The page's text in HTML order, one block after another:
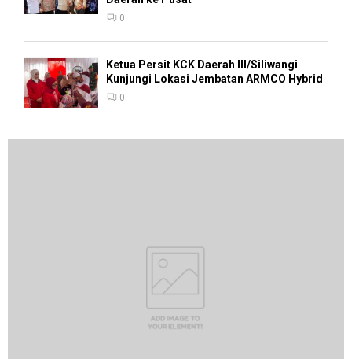
0
Ketua Persit KCK Daerah III/Siliwangi
Kunjungi Lokasi Jembatan ARMCO Hybrid
0